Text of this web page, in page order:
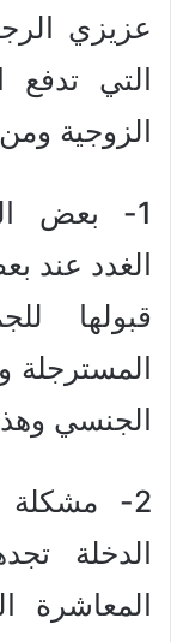
عزيزي
التي تدفع
الزوجية
1- بعض
الغدد عند
قبولها
المسترجلة
الجنسي
2- مشكلة
الدخلة
المعاشرة